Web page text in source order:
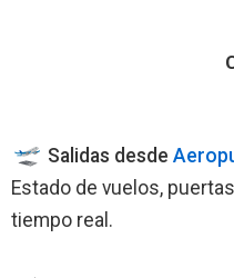
Salidas desde
Estado de vuelos,
tiempo real.